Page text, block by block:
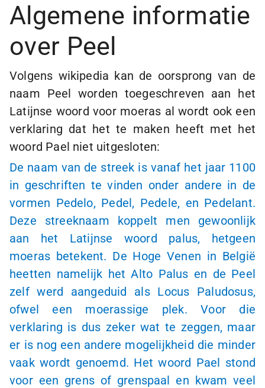
Algemene informatie
over Peel
Volgens wikipedia kan de oorsprong van de
naam Peel worden toegeschreven aan het
Latijnse woord voor moeras al wordt ook een
verklaring dat het te maken heeft met het
woord Pael niet uitgesloten:
De naam van de streek is vanaf het jaar 1100
in geschriften te vinden onder andere in de
vormen Pedelo, Pedel, Pedele, en Pedelant.
Deze streeknaam koppelt men gewoonlijk
aan het Latijnse woord palus, hetgeen
moeras betekent. De Hoge Venen in België
heetten namelijk het Alto Palus en de Peel
zelf werd aangeduid als Locus Paludosus,
ofwel een moerassige plek. Voor die
verklaring is dus zeker wat te zeggen, maar
er is nog een andere mogelijkheid die minder
vaak wordt genoemd. Het woord Pael stond
voor een grens of grenspaal en kwam veel